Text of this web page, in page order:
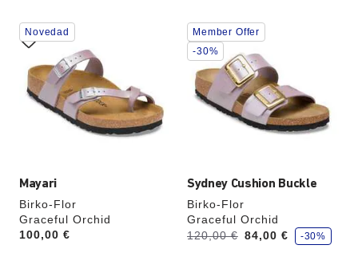
Mayari
Birko-Flor
Graceful Orchid
Price:
100,00 €
La
imagen
del
producto
actualizará
Novedad
Sydney Cushion Buckle
Birko-Flor
Graceful Orchid
Antes:
120,00 €
ahora 84,00 €
a
h
-30%
La
imagen
del
producto
actualizará
Member Offer
-30%